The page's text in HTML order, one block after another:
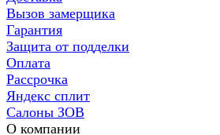
Вызов замерщика
Гарантия
Защита от подделки
Оплата
Рассрочка
Яндекс сплит
Салоны ЗОВ
О компании